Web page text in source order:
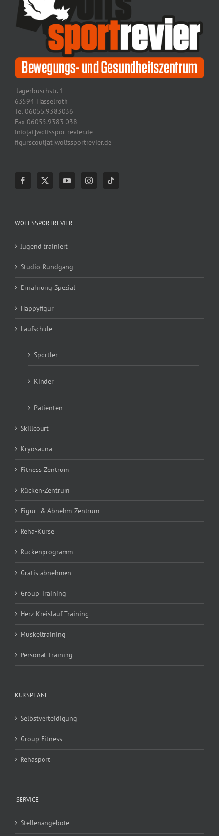
Jägerbuschstr. 1
63594 Hasselroth
Tel 06055.9383036
Fax 06055.9383 038
info[at]wolfssportrevier.de
figurscout[at]wolfssportrevier.de
WOLFSSPORTREVIER
Jugend trainiert
Studio-Rundgang
Ernährung Spezial
Happyfigur
Laufschule
Sportler
Kinder
Patienten
Skillcourt
Kryosauna
Fitness-Zentrum
Rücken-Zentrum
Figur- & Abnehm-Zentrum
Reha-Kurse
Rückenprogramm
Gratis abnehmen
Group Training
Herz-Kreislauf Training
Muskeltraining
Personal Training
KURSPLÄNE
Selbstverteidigung
Group Fitness
Rehasport
SERVICE
Stellenangebote